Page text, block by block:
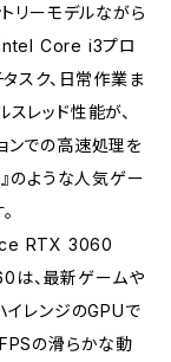
リーモデルながら
Core i3プロ
スク、日常作業ま
レッド性能が、
ンでの高速処理を
』のような人気ゲー
RTX 3060
、最新ゲームや
イレンジのGPUで
の滑らかな動